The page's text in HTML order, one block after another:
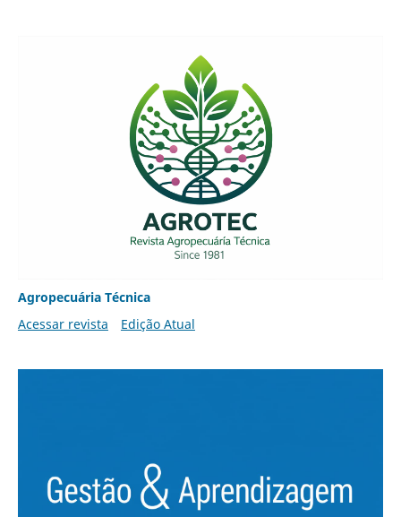
Agropecuária Técnica
Acessar revista
Edição Atual